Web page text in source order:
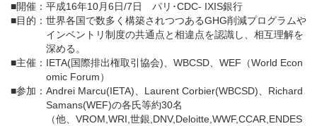
■開催 ： 平成16年10月6日/7日 パリ･CDC- IXIS銀行
■目的 ： 世界各国で数多く構築されつつあるGHG削減プログラムや
インベントリ制度の共通点と相違点を認識し、相互理解を
深める。
■主催 ： IETA(国際排出権取引協会)、WBCSD、WEF（World Econ
omic Forum）
■参加 ： Andrei Marcu(IETA)、Laurent Corbier(WBCSD)、Richard
Samans(WEF)の各氏等約30名
（他、VROM,WRI,世銀,DNV,Deloitte,WWF,CCAR,ENDES